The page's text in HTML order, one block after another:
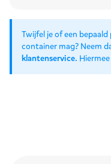
Twijfel je of een
container mag? Neem
klantenservice.